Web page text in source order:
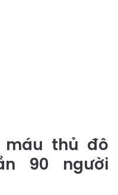
thủ đô
90 người